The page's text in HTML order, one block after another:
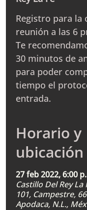
Registro para la
reunión a las 6
Te
30 minutos de
para poder
tiempo el
entrada.
Horario y
ubicación
27 feb 2022, 6:00
Castillo Del Rey La
101, Campestre,
Apodaca, N.L.,